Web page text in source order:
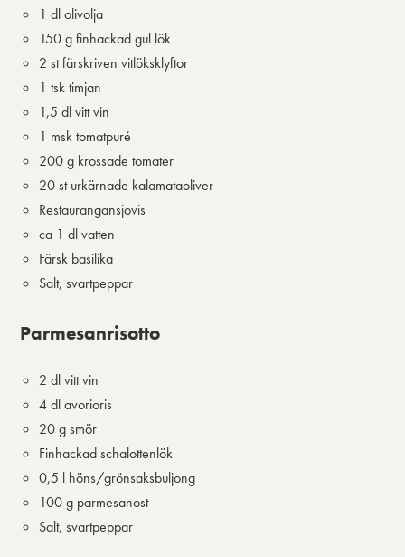
1 dl olivolja
150 g finhackad gul lök
2 st färskriven vitlöksklyftor
1 tsk timjan
1,5 dl vitt vin
1 msk tomatpuré
200 g krossade tomater
20 st urkärnade kalamataoliver
Restaurangansjovis
ca 1 dl vatten
Färsk basilika
Salt, svartpeppar
Parmesanrisotto
2 dl vitt vin
4 dl avorioris
20 g smör
Finhackad schalottenlök
0,5 l höns/grönsaksbuljong
100 g parmesanost
Salt, svartpeppar